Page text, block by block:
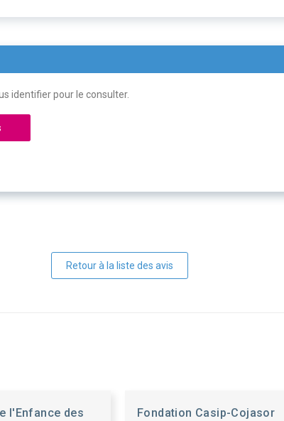
identifier pour le consulter.
Retour à la liste des avis
l'Enfance des
Fondation Casip-Cojasor